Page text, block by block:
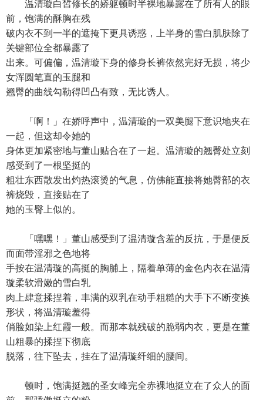
温清璇白皙修长的娇躯顿时半裸地暴露在了所有人的眼
前，饱满的酥胸在残
破内衣不到一半的遮掩下更具诱惑，上半身的雪白肌肤除了
关键部位全都暴露了
出来。可偏偏，温清璇下身的修身长裤依然完好无损，将少
女浑圆笔直的玉腿和
翘臀的曲线勾勒得凹凸有致，无比诱人。
「啊！」在娇呼声中，温清璇的一双美腿下意识地夹在
一起，但这却令她的
身体更加紧密地与董山贴合在了一起。温清璇的翘臀处立刻
感受到了一根坚挺的
粗壮东西散发出灼热滚烫的气息，仿佛能直接将她臀部的衣
裤烧毁，直接贴在了
她的玉臀上似的。
「嘿嘿！」董山感受到了温清璇含羞的反抗，于是便反
而面带淫邪之色地将
手按在温清璇的高挺的胸脯上，隔着单薄的金色内衣在温清
璇柔软滑嫩的雪白乳
肉上肆意揉捏着，丰满的双乳在动手粗糙的大手下不断变换
形状，将温清璇羞得
俏脸如染上红霞一般。而那本就残破的脆弱内衣，更是在董
山粗暴的揉捏下彻底
脱落，往下坠去，挂在了温清璇纤细的腰间。
顿时，饱满挺翘的圣女峰完全赤裸地挺立在了众人的面